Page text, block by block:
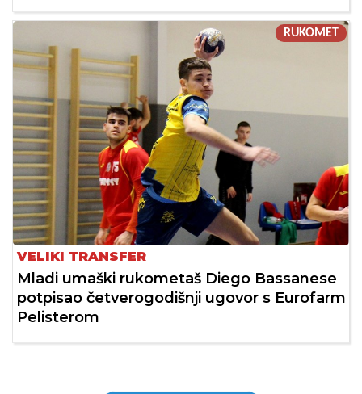
RUKOMET
VELIKI TRANSFER
Mladi umaški rukometaš Diego Bassanese
potpisao četverogodišnji ugovor s Eurofarm
Pelisterom